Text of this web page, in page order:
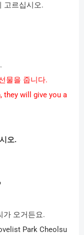
고르십시오.
.
물을 줍니다.
they will give you a
오.
가 오거든요.
Park Cheolsu